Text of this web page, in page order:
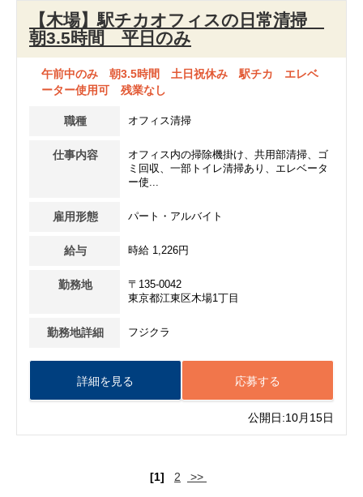
【木場】駅チカオフィスの日常清掃
朝3.5時間 平日のみ
午前中のみ 朝3.5時間 土日祝休み 駅チカ エレベ
ーター使用可 残業なし
職種 オフィス清掃
仕事内容
オフィス内の掃除機掛け、共用部清掃、ゴ
ミ回収、一部トイレ清掃あり、エレベータ
ー使...
雇用形態 パート・アルバイト
給与 時給 1,226円
勤務地
〒135-0042
東京都江東区木場1丁目
勤務地詳細 フジクラ
応募する
詳細を見る
公開日:10月15日
[1] 2 >>